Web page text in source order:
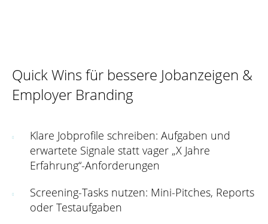
Quick Wins für bessere Jobanzeigen &
Employer Branding
Klare Jobprofile schreiben: Aufgaben und
erwartete Signale statt vager „X Jahre
Erfahrung“-Anforderungen
Screening-Tasks nutzen: Mini-Pitches, Reports
oder Testaufgaben